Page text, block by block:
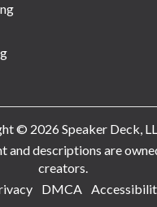
© 2026 Speaker Deck,
and descriptions are
creators.
DMCA